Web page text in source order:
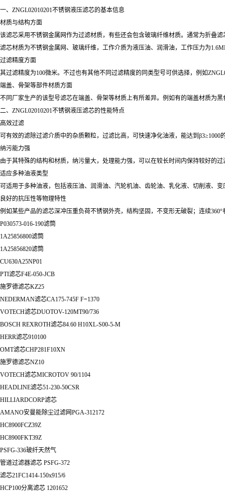
一、ZNGL02010201不锈钢液压滤芯的基本信息
材质与结构方面
该滤芯采用不锈钢金属网作为过滤材质，有些还会包含玻璃纤维材质。通常为折叠
滤芯材质为不锈钢金属网、玻璃纤维，工作介质为液压油、润滑油，工作压力为
过滤精度方面
其过滤精度为100微米。不过也有其他不同过滤精度的同类型号可供选择，例如
端盖、骨架等部件材质方面
不同厂家生产的该型号滤芯在端盖、骨架等材质上有所差异。例如有的端盖材质为
二、ZNGL02010201不锈钢液压滤芯的性能特点
高效过滤
可有效的滤除过滤介质中的杂质颗粒，过滤比高，可快速净化油液，能达到
纳污能力强
由于其特殊的结构和材质，纳污量大，处理能力强，可以在较长时间内保持较好的
适应多种油液类型
可适用于多种油液，包括液压油、润滑油、汽轮机油、齿轮油、乳化液、切削液、
良好的抗压性等物理特性
例如某些产品的滤芯深冲压重负荷不锈钢外壳，结构坚固，不变形无破裂；连续
P030573-016-190滤筒
1A25856800滤筒
1A25856820滤筒
CU630A25NP01
PTI滤芯F4E-050-JCB
施罗德滤芯KZ25
NEDERMAN滤芯CA175-745F F=1370
VOTECH滤芯DUOTOV-120MT90/736
BOSCH REXROTH滤芯84.60 H10XL-S00-5-M
HERR滤芯910100
OMT滤芯CHP281F10XN
施罗德滤芯NZ10
VOTECH滤芯MICROTOV 90/1104
HEADLINE滤芯51-230-50CSR
HILLIARDCORP滤芯
AMANO安曼能除尘过滤网PGA-312172
HC8900FCZ39Z
HC8900FKT39Z
PSFG-336玻纤天然气
管道过滤器滤芯 PSFG-372
滤芯21FC1414-150x915/6
HCP100分离滤芯 1201652